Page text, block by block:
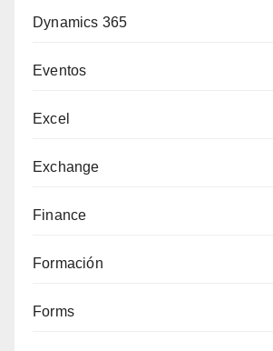
Dynamics 365
Eventos
Excel
Exchange
Finance
Formación
Forms